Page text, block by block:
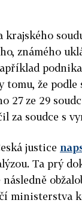
krajského
známého
tomu, že
27 ze 29
za soudce s
justice
Ta prý
ministerstva